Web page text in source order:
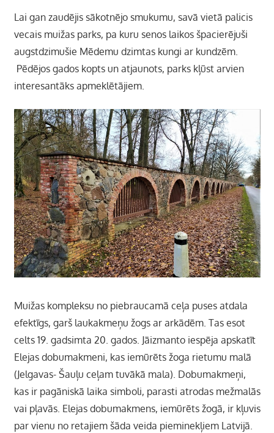
Lai gan zaudējis sākotnējo smukumu, savā vietā palicis
vecais muižas parks, pa kuru senos laikos špacierējuši
augstdzimušie Mēdemu dzimtas kungi ar kundzēm.
Pēdējos gados kopts un atjaunots, parks kļūst arvien
interesantāks apmeklētājiem.
Muižas kompleksu no piebraucamā ceļa puses atdala
efektīgs, garš laukakmeņu žogs ar arkādēm. Tas esot
celts 19. gadsimta 20. gados. Jāizmanto iespēja apskatīt
Elejas dobumakmeni, kas iemūrēts žoga rietumu malā
(Jelgavas- Šauļu ceļam tuvākā mala). Dobumakmeņi,
kas ir pagāniskā laika simboli, parasti atrodas mežmalās
vai pļavās. Elejas dobumakmens, iemūrēts žogā, ir kļuvis
par vienu no retajiem šāda veida pieminekļiem Latvijā.